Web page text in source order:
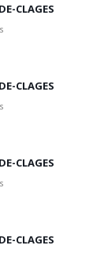
CLAGES
CLAGES
CLAGES
CLAGES